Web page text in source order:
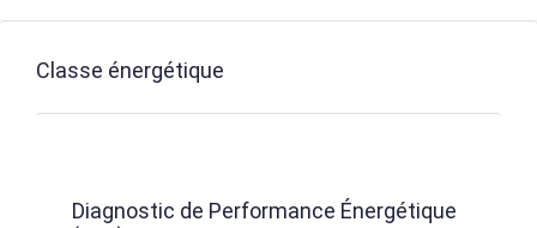
Classe énergétique
Diagnostic de Performance Énergétique